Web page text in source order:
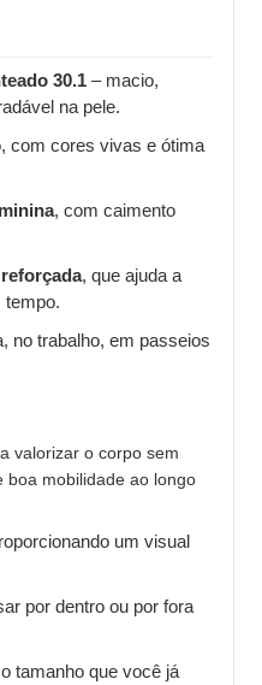
30.1 – macio,
na pele.
com cores vivas e ótima
, com caimento
, que ajuda a
tempo.
no trabalho, em passeios
valorizar o corpo sem
boa mobilidade ao longo
um visual
por dentro ou por fora
tamanho que você já